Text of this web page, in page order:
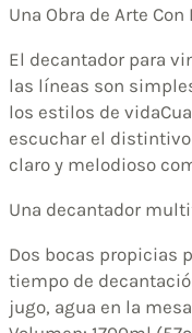
Una Obra de Arte
El decantador para
las líneas son
los estilos de
escuchar el
claro y melodioso
Una decantador
Dos bocas propicias
tiempo de
jugo, agua en la mesa